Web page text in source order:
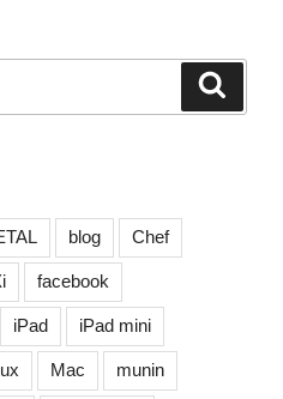
blog Chef
facebook
iPad iPad mini
Mac munin